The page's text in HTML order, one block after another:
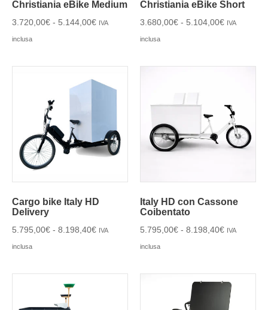
Christiania eBike Medium
3.720,00€ - 5.144,00€ IVA
inclusa
Christiania eBike Short
3.680,00€ - 5.104,00€ IVA
inclusa
Cargo bike Italy HD
Delivery
5.795,00€ - 8.198,40€ IVA
inclusa
Italy HD con Cassone
Coibentato
5.795,00€ - 8.198,40€ IVA
inclusa